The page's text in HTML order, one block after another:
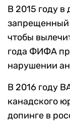
В 2015 году
запрещенный
чтобы
года ФИФА
нарушении
В 2016 году
канадского
допинге в